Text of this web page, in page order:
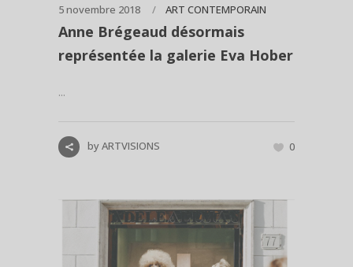
5 novembre 2018 ART CONTEMPORAIN
Anne Brégeaud désormais
représentée la galerie Eva Hober
...
byARTVISIONS 0